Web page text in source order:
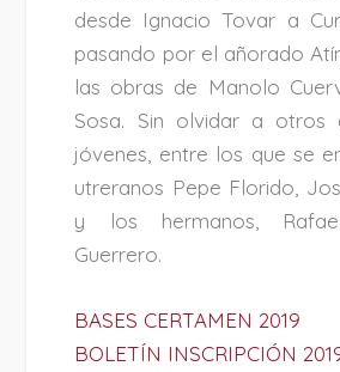
desde Ignacio Tovar a
pasando por el añorado
las obras de Manolo
Sosa. Sin olvidar a otros
jóvenes, entre los que se
utreranos Pepe Florido,
y los hermanos,
Guerrero.
BASES CERTAMEN 2019
BOLETÍN INSCRIPCIÓN